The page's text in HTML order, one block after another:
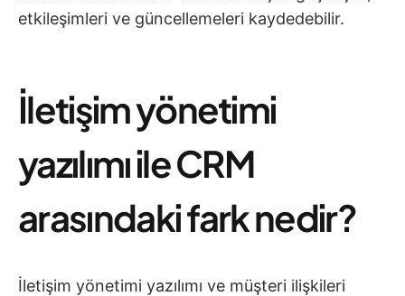
etkileşimleri ve güncellemeleri kaydedebilir.
İletişim yönetimi
yazılımı ile CRM
arasındaki fark nedir?
İletişim yönetimi yazılımı ve müşteri ilişkileri